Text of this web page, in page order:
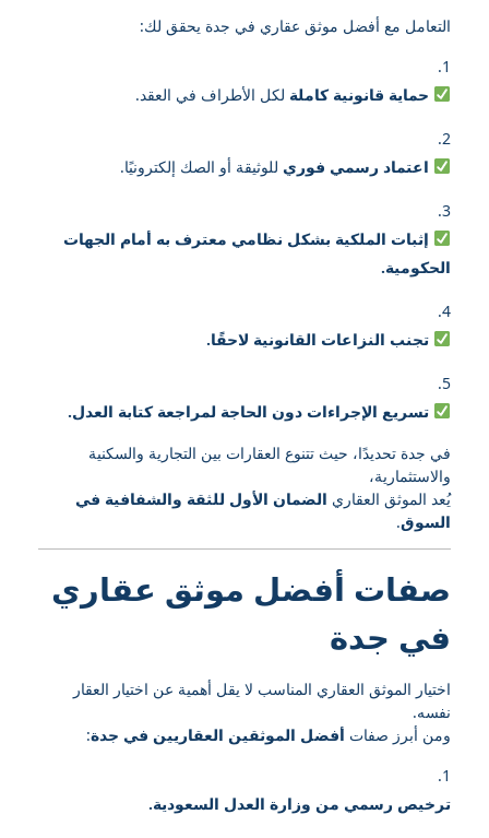
التعامل مع أفضل موثق عقاري في جدة يحقق لك:
حماية قانونية كاملة لكل الأطراف في العقد.
اعتماد رسمي فوري للوثيقة أو الصك إلكترونيًا.
إثبات الملكية بشكل نظامي معترف به أمام الجهات
الحكومية.
تجنب النزاعات القانونية لاحقًا.
تسريع الإجراءات دون الحاجة لمراجعة كتابة العدل.
في جدة تحديدًا، حيث تتنوع العقارات بين التجارية والسكنية
والاستثمارية،
يُعد الموثق العقاري الضمان الأول للثقة والشفافية في
السوق.
صفات أفضل موثق عقاري
في جدة
اختيار الموثق العقاري المناسب لا يقل أهمية عن اختيار العقار
نفسه.
ومن أبرز صفات أفضل الموثقين العقاريين في جدة:
ترخيص رسمي من وزارة العدل السعودية.